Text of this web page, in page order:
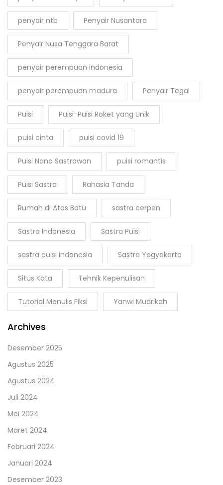
penyair ntb Penyair Nusantara
Penyair Nusa Tenggara Barat
penyair perempuan indonesia
penyair perempuan madura Penyair Tegal
Puisi Puisi-Puisi Roket yang Unik
puisi cinta puisi covid 19
Puisi Nana Sastrawan puisi romantis
Puisi Sastra Rahasia Tanda
Rumah di Atas Batu sastra cerpen
Sastra Indonesia Sastra Puisi
sastra puisi indonesia Sastra Yogyakarta
Situs Kata Tehnik Kepenulisan
Tutorial Menulis Fiksi Yanwi Mudrikah
Archives
Desember 2025
Agustus 2025
Agustus 2024
Juli 2024
Mei 2024
Maret 2024
Februari 2024
Januari 2024
Desember 2023